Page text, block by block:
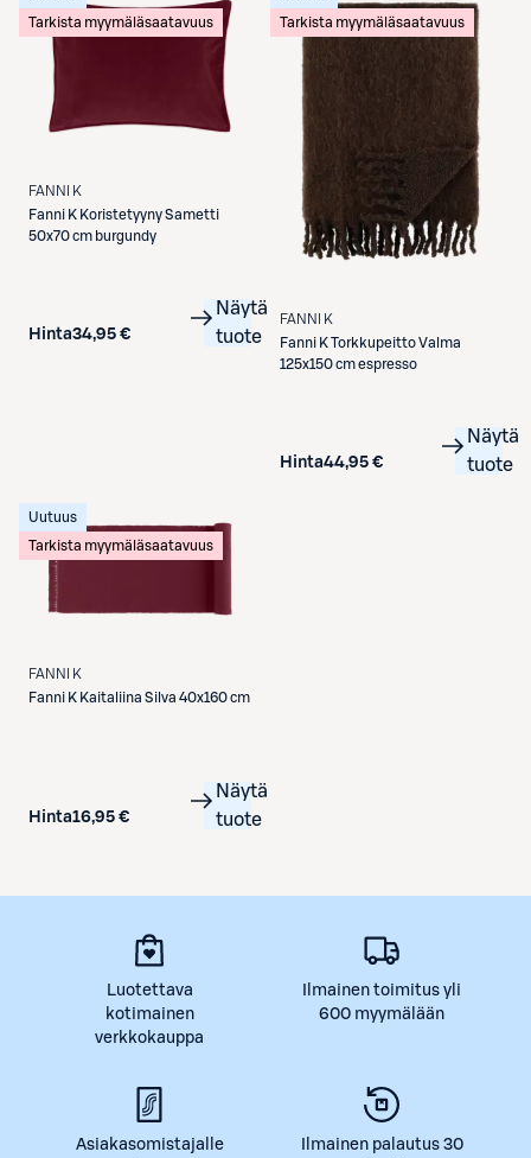
Tarkista myymäläsaatavuus
FANNI K
Fanni K Koristetyyny Sametti
50x70 cm burgundy
Hinta34,95 €
Näytä
tuote
Tarkista myymäläsaatavuus
FANNI K
Fanni KTorkkupeitto Valma
125x150 cm espresso
Hinta44,95 €
Näytä
tuote
Uutuus
Tarkista myymäläsaatavuus
FANNI K
Fanni K Kaitaliina Silva 40x160 cm
Hinta16,95 €
Näytä
tuote
Luotettava
kotimainen
verkkokauppa
Ilmainen toimitus yli
600 myymälään
Asiakasomistajalle
Ilmainen palautus 30